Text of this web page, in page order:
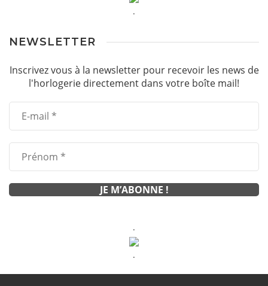
.
NEWSLETTER
Inscrivez vous à la newsletter pour recevoir les news de
l'horlogerie directement dans votre boîte mail!
.
.